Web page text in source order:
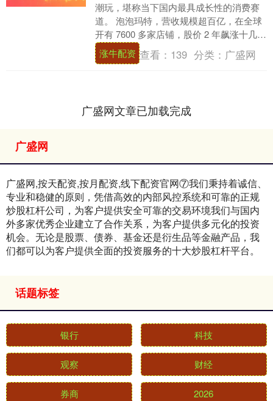
潮玩，堪称当下国内最具成长性的消费赛
道。 泡泡玛特，营收规模超百亿，在全球
开有 7600 多家店铺，股价 2 年飙涨十几
倍，近期市值超过 4000 亿港币，动态....
涨牛配资 查看： 139 分类： 广盛网
广盛网文章已加载完成
广盛网
广盛网,按天配资,按月配资,线下配资官网⑦我们秉持着诚信、
专业和稳健的原则，凭借高效的内部风控系统和可靠的正规
炒股杠杆公司，为客户提供安全可靠的交易环境我们与国内
外多家优秀企业建立了合作关系，为客户提供多元化的投资
机会。无论是股票、债券、基金还是衍生品等金融产品，我
们都可以为客户提供全面的投资服务的十大炒股杠杆平台。
话题标签
银行 科技
观察 财经
券商 2026